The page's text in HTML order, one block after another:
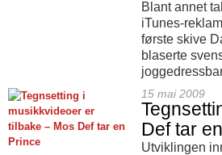
Blant annet
iTunes-
første skive
blaserte
15 mai 2009
Def tar
Utviklingen